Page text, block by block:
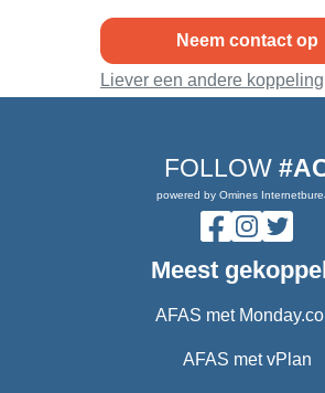
Neem contact op
Liever een andere
FOLLOW
powered by Omines
Meest
AFAS met
AFAS met vPlan